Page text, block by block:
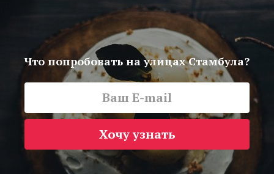
Что попробовать на улицах Стамбула?
Хочу узнать